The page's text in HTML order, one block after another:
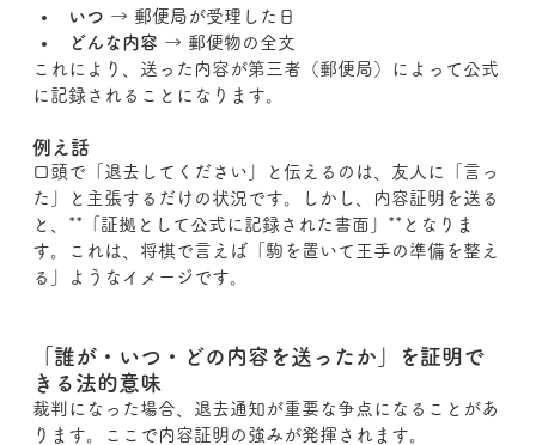
いつ → 郵便局が受理した日
どんな内容 → 郵便物の全文
これにより、送った内容が第三者（郵便局）によって公式
に記録されることになります。
例え話
口頭で「退去してください」と伝えるのは、友人に「言っ
た」と主張するだけの状況です。しかし、内容証明を送る
と、**「証拠として公式に記録された書面」**となりま
す。これは、将棋で言えば「駒を置いて王手の準備を整え
る」ようなイメージです。
「誰が・いつ・どの内容を送ったか」を証明で
きる法的意味
裁判になった場合、退去通知が重要な争点になることがあ
ります。ここで内容証明の強みが発揮されます。